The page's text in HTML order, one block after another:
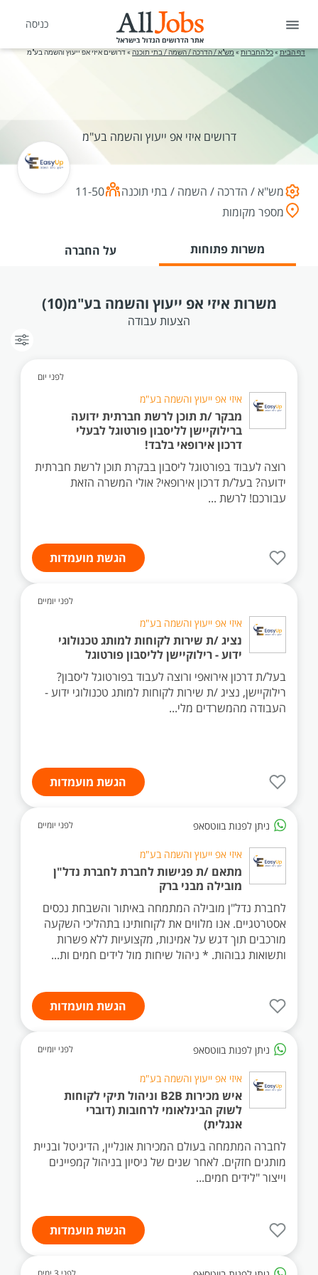
כניסה
דף הבית »כל החברות » מש"א / הדרכה / השמה / בתי תוכנה»דרושים איזי אפ ייעוץ והשמה בע"מ
דרושים איזי אפ ייעוץ והשמה בע"מ
מש"א / הדרכה / השמה / בתי תוכנה
11-50
מספר מקומות
משרות פתוחות על החברה
משרות איזי אפ ייעוץ והשמה בע"מ(10)
הצעות עבודה
לפני יום
איזי אפ ייעוץ והשמה בע"מ
מבקר /ת תוכן לרשת חברתית ידועה
ברילוקיישן לליסבון פורטוגל לבעלי
דרכון אירופאי בלבד!
רוצה לעבוד בפורטוגל ליסבון בבקרת תוכן לרשת חברתית
ידועה? בעל/ת דרכון אירופאי? אולי המשרה הזאת
עבורכם! לרשת ...
הגשת מועמדות
לפני יומיים
איזי אפ ייעוץ והשמה בע"מ
נציג /ת שירות לקוחות למותג טכנולוגי
ידוע - רילוקיישן לליסבון פורטוגל
בעל/ת דרכון אירואפי ורוצה לעבוד בפורטוגל ליסבון?
רילוקיישן, נציג /ת שירות לקוחות למותג טכנולוגי ידוע -
העבודה מהמשרדים מלי...
הגשת מועמדות
ניתן לפנות בווטסאפ לפני יומיים
איזי אפ ייעוץ והשמה בע"מ
מתאם /ת פגישות לחברת לחברת נדל"ן
מובילה מבני ברק
לחברת נדל"ן מובילה המתמחה באיתור והשבחת נכסים
אסטרטגיים. אנו מלווים את לקוחותינו בתהליכי השקעה
מורכבים תוך דגש על אמינות, מקצועיות ללא פשרות
ותשואות גבוהות. * ניהול שיחות מול לידים חמים ות...
הגשת מועמדות
ניתן לפנות בווטסאפ לפני יומיים
איזי אפ ייעוץ והשמה בע"מ
איש מכירות B2B וניהול תיקי לקוחות
לשוק הבינלאומי לרחובות (דוברי
אנגלית)
לחברה המתמחה בעולם המכירות אונליין, הדיגיטל ובניית
מותגים חזקים. לאחר שנים של ניסיון בניהול קמפיינים
וייצור "לידים חמים...
הגשת מועמדות